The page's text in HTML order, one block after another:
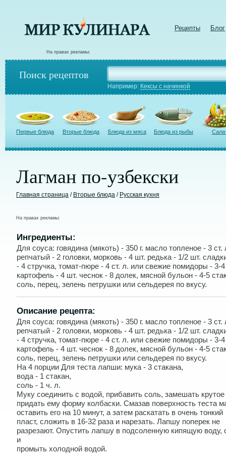
Рецепты Блог
На правах рекламы:
Поиск рецептов
Например: Кексы с начинкой
Первые блюда Вторые блюда Блюда из мяса Блюда из рыбы
Лагман по-узбекски
Главная страница / Вторые блюда / Русская кухня
На правах рекламы:
Ингредиенты:
Для соуса: говядина (мякоть) - 350 г. масло топленое - 3 ст.
репчатый - 2 головки, морковь - 4 шт. редька - 1/2 шт.
- 4 стручка, томат-пюре - 4 ст. л. или свежие помидоры - 3-
картофель - 4 шт. чеснок - 8 долек, мясной бульон - 4-5
соль, перец, зелень петрушки или сельдерея по вкусу.
Описание рецепта:
Для соуса: говядина (мякоть) - 350 г. масло топленое - 3 ст.
репчатый - 2 головки, морковь - 4 шт. редька - 1/2 шт.
- 4 стручка, томат-пюре - 4 ст. л. или свежие помидоры - 3-
картофель - 4 шт. чеснок - 8 долек, мясной бульон - 4-5
соль, перец, зелень петрушки или сельдерея по вкусу.
На 4 порции Для теста лапши: мука - 3 стакана,
вода - 1 стакан,
соль - 1 ч. л.
Муку соединить с водой, прибавить соль, замешать крутое
придать ему форму колбаски. Смазав поверхность теста
оставить его на 10 минут, а затем раскатать в очень тонкий
пласт, сложить в 16-32 раза и нарезать. Лапшу поперек не
разрезают. Опустить лапшу в подсоленную кипящую воду,
и
промыть холодной водой.